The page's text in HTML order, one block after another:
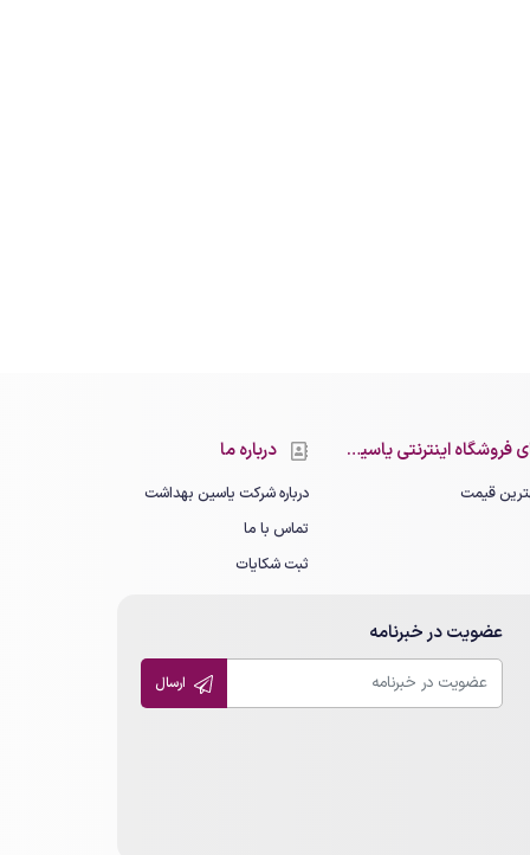
فروشگاه اینترنتی یاسین بهداشت
قیمت
درباره ما
درباره شرکت یاسین بهداشت
تماس با ما
ثبت شکایات
عضویت در خبرنامه